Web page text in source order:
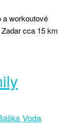
a workoutové
cca 15 km
Voda